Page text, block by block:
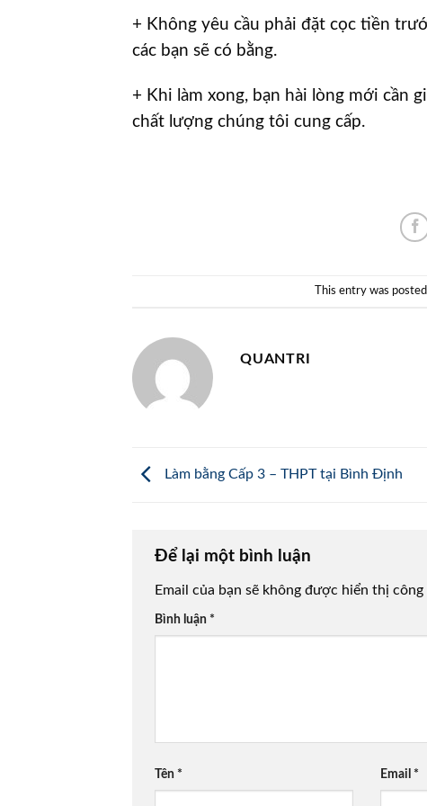
+ Không yêu cầu phải đặt cọc tiền
các bạn sẽ có bằng.
+ Khi làm xong, bạn hài lòng mới cần
chất lượng chúng tôi cung cấp. ​
This entry was
QUANTRI
Làm bằng Cấp 3 – THPT tại Bình Định
Để lại một bình luận
Email của bạn sẽ không được hiển thị công
Bình luận *
Tên * Email *